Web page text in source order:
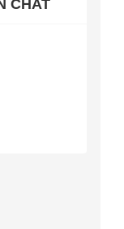
CHAT